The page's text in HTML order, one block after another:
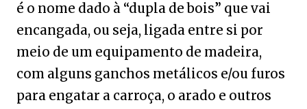
é o nome dado à “dupla de bois” que vai
encangada, ou seja, ligada entre si por
meio de um equipamento de madeira,
com alguns ganchos metálicos e/ou furos
para engatar a carroça, o arado e outros